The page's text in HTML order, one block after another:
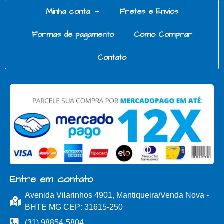
Minha conta Fretes e Envios
Formas de pagamento Como Comprar
Contato
Entre em contato
Avenida Vilarinhos 4901, Mantiqueira/Venda Nova -
BHTE MG CEP: 31615-250
(31) 98854-5804